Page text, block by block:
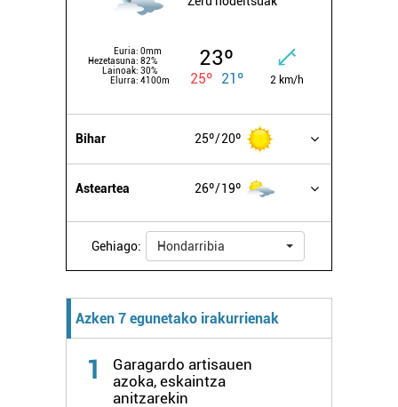
Euria: 0mm
Hezetasuna: 82%
Lainoak: 30%
Elurra: 4100m
23º
25º 21º 2 km/h
Bihar 25º 20º
Asteartea 26º 19º
Gehiago: Hondarribia
Azken 7 egunetako irakurrienak
1
Garagardo artisauen
azoka, eskaintza
anitzarekin